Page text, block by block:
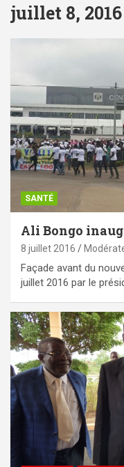
juillet 8, 2016
SANTÉ
Ali Bongo
8 juillet 2016
Façade avant du
juillet 2016 par le